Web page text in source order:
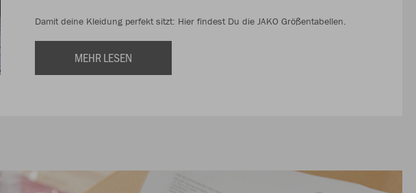
Damit deine Kleidung perfekt sitzt: Hier findest Du die JAKO Größentabellen.
MEHR LESEN